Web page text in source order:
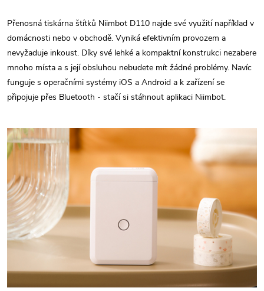
Přenosná tiskárna štítků Niimbot D110 najde své využití například v
domácnosti nebo v obchodě. Vyniká efektivním provozem a
nevyžaduje inkoust. Díky své lehké a kompaktní konstrukci nezabere
mnoho místa a s její obsluhou nebudete mít žádné problémy. Navíc
funguje s operačními systémy iOS a Android a k zařízení se
připojuje přes Bluetooth - stačí si stáhnout aplikaci Niimbot.